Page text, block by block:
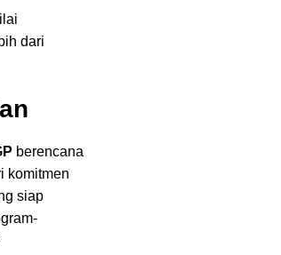
dari
berencana
komitmen
siap